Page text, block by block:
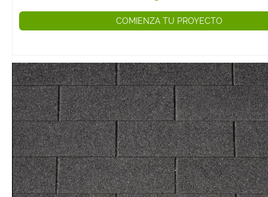
COMIENZA TU PROYECTO